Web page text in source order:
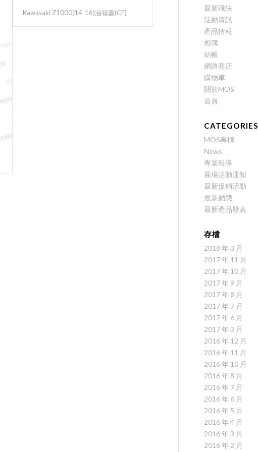
Kawasaki Z1000(14-16)油箱蓋(CF)
最新職缺
活動資訊
產品情報
相簿
結帳
網路商店
購物車
關於MOS
首頁
CATEGORIES
MOS專欄
News
專業報導
展場活動通知
最新促銷活動
最新動態
最新產品發表
存檔
2018 年 3 月
2017 年 11 月
2017 年 10 月
2017 年 9 月
2017 年 8 月
2017 年 7 月
2017 年 6 月
2017 年 3 月
2016 年 12 月
2016 年 11 月
2016 年 10 月
2016 年 8 月
2016 年 7 月
2016 年 6 月
2016 年 5 月
2016 年 4 月
2016 年 3 月
2016 年 2 月